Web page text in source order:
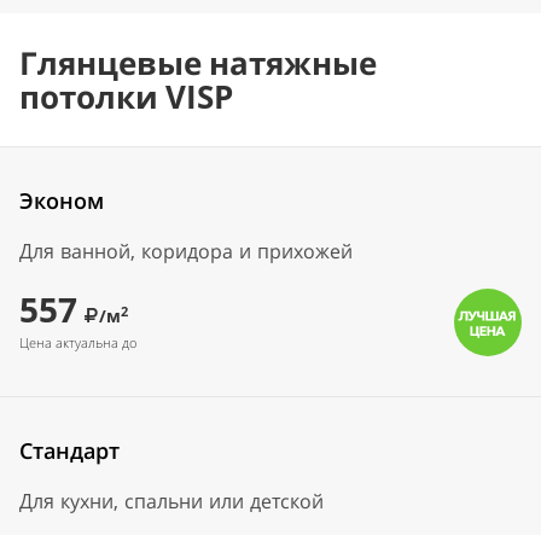
Глянцевые натяжные
потолки VISP
Эконом
Для ванной, коридора и прихожей
557 /м2
Цена актуальна до
Стандарт
Для кухни, спальни или детской